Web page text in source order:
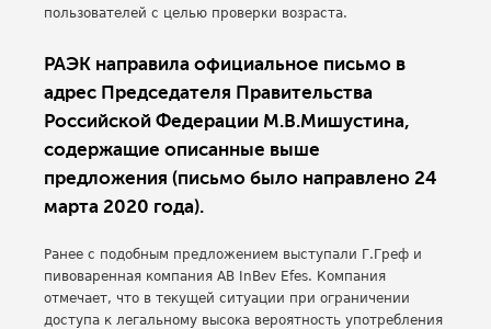
пользователей с целью проверки возраста.
РАЭК направила официальное письмо в
адрес Председателя Правительства
Российской Федерации М.В.Мишустина,
содержащие описанные выше
предложения (письмо было направлено 24
марта 2020 года).
Ранее с подобным предложением выступали Г.Греф и
пивоваренная компания AB InBev Efes. Компания
отмечает, что в текущей ситуации при ограничении
доступа к легальному высока вероятность употребления